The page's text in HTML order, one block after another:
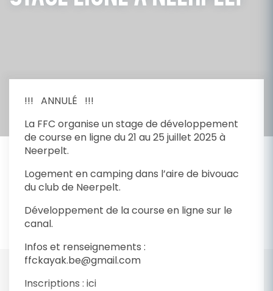
!!! ANNULÉ !!!
La FFC organise un stage de développement
de course en ligne du 21 au 25 juillet 2025 à
Neerpelt.
Logement en camping dans l’aire de bivouac
du club de Neerpelt.
Développement de la course en ligne sur le
canal.
Infos et renseignements :
ffckayak.be@gmail.com
Inscriptions : ici